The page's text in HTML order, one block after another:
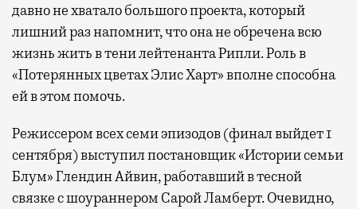
давно не хватало большого проекта, который
лишний раз напомнит, что она не обречена всю
жизнь жить в тени лейтенанта Рипли. Роль в
«Потерянных цветах Элис Харт» вполне способна
ей в этом помочь.
Режиссером всех семи эпизодов (финал выйдет 1
сентября) выступил постановщик «Истории семьи
Блум» Глендин Айвин, работавший в тесной
связке с шоураннером Сарой Ламберт. Очевидно,